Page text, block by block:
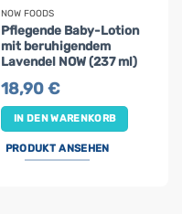
NOW FOODS
Pflegende Baby-Lotion
mit beruhigendem
Lavendel NOW (237 ml)
18,90€
IN DEN WARENKORB
PRODUKT ANSEHEN